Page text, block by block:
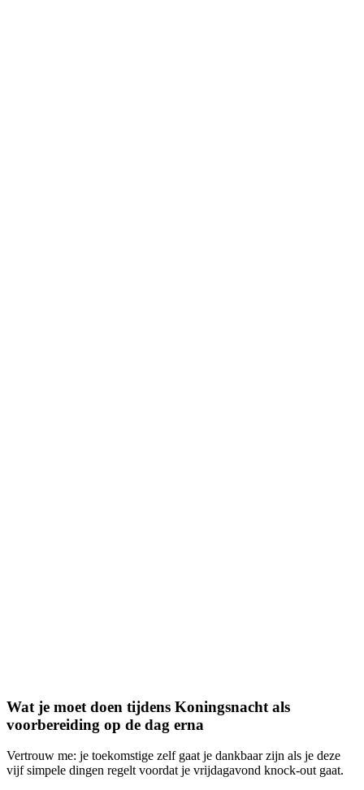
Wat je moet doen tijdens Koningsnacht als
voorbereiding op de dag erna
Vertrouw me: je toekomstige zelf gaat je dankbaar zijn als je deze
vijf simpele dingen regelt voordat je vrijdagavond knock-out gaat.